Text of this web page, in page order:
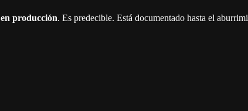
producción. Es predecible. Está documentado hasta el